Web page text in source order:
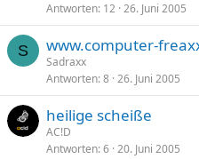
Antworten 12 26. Juni 2005
S www.computer-
Sadraxx
Antworten 8 26. Juni 2005
heilige scheiße
AC!D
Antworten 6 20. Juni 2005